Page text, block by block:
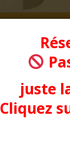
juste
Cliquez